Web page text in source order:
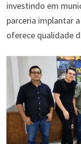
investindo em
parceria implantar
oferece qualidade